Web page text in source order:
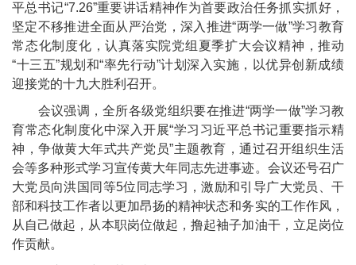
平总书记“7.26”重要讲话精神作为首要政治任务抓实抓好，
坚定不移推进全面从严治党，深入推进“两学一做”学习教育
常态化制度化，认真落实院党组夏季扩大会议精神，推动
“十三五”规划和“率先行动”计划深入实施，以优异创新成绩
迎接党的十九大胜利召开。
会议强调，全所各级党组织要在推进“两学一做”学习教
育常态化制度化中深入开展“学习习近平总书记重要指示精
神，争做黄大年式共产党员”主题教育，通过召开组织生活
会等多种形式学习宣传黄大年同志先进事迹。会议还号召广
大党员向洪国同等5位同志学习，激励和引导广大党员、干
部和科技工作者以更加昂扬的精神状态和务实的工作作风，
从自己做起，从本职岗位做起，撸起袖子加油干，立足岗位
作贡献。